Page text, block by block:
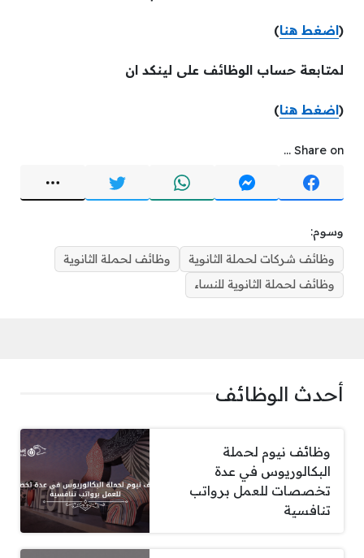
(اضغط هنا)
لمتابعة حساب الوظائف على لينكد ان
(اضغط هنا)
Share on ...
وسوم:
وظائف شركات لحملة الثانوية
وظائف لحملة الثانوية
وظائف لحملة الثانوية للنساء
أحدث الوظائف
وظائف نيوم لحملة
البكالوريوس في عدة
تخصصات للعمل برواتب
تنافسية